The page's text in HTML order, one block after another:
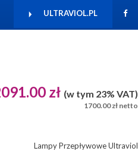
ULTRAVIOL.PL
zł (w tym 23% VAT)
1700.00 zł netto
Lampy Przepływowe Ultraviol